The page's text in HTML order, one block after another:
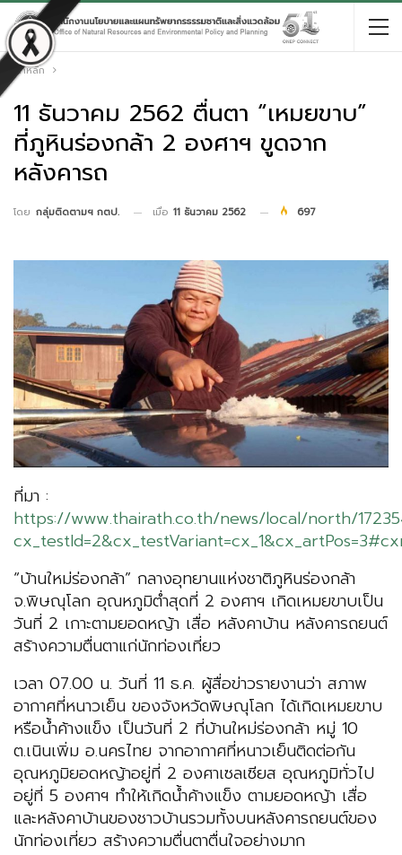
หน้าหลัก
11 ธันวาคม 2562 ตื่นตา “เหมยขาบ”
ที่ภูหินร่องกล้า 2 องศาฯ ขูดจาก
หลังคารถ
โดย กลุ่มติดตามฯ กตป. เมื่อ 11 ธันวาคม 2562 697
ที่มา :
https://www.thairath.co.th/news/local/north/
“บ้านใหม่ร่องกล้า” กลางอุทยานแห่งชาติภูหินร่องกล้า
จ.พิษณุโลก อุณหภูมิต่ำสุดที่ 2 องศาฯ เกิดเหมยขาบเป็น
วันที่ 2 เกาะตามยอดหญ้า เสื่อ หลังคาบ้าน หลังคารถยนต์
สร้างความตื่นตาแก่นักท่องเที่ยว
เวลา 07.00 น. วันที่ 11 ธ.ค. ผู้สื่อข่าวรายงานว่า สภาพ
อากาศที่หนาวเย็น ของจังหวัดพิษณุโลก ได้เกิดเหมยขาบ
หรือน้ำค้างแข็ง เป็นวันที่ 2 ที่บ้านใหม่ร่องกล้า หมู่ 10
ต.เนินเพิ่ม อ.นครไทย จากอากาศที่หนาวเย็นติดต่อกัน
อุณหภูมิยอดหญ้าอยู่ที่ 2 องศาเซลเซียส อุณหภูมิทั่วไป
อยู่ที่ 5 องศาฯ ทำให้เกิดน้ำค้างแข็ง ตามยอดหญ้า เสื่อ
และหลังคาบ้านของชาวบ้านรวมทั้งบนหลังคารถยนต์ของ
นักท่องเที่ยว สร้างความตื่นตาตื่นใจอย่างมาก